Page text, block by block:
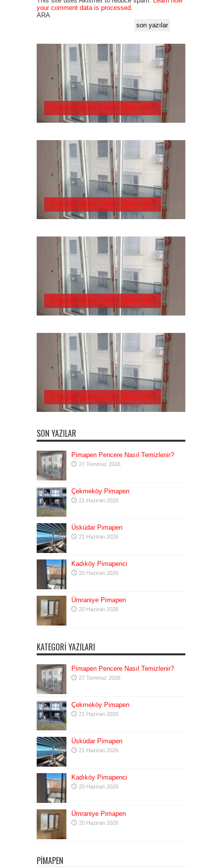
your comment data is processed.
ARA
son yazılar
Pimapen Pencere Nasıl Temizlenir?
Pimapen Pencere Nasıl Temizlenir?
Pimapen Pencere Nasıl Temizlenir?
Pimapen Pencere Nasıl Temizlenir?
SON YAZILAR
Pimapen Pencere Nasıl Temizlenir?
27 Temmuz 2026
Çekmeköy Pimapen
21 Haziran 2026
Üsküdar Pimapen
21 Haziran 2026
Kadıköy Pimapenci
20 Haziran 2026
Ümraniye Pimapen
20 Haziran 2026
KATEGORI YAZILARI
Pimapen Pencere Nasıl Temizlenir?
27 Temmuz 2026
Çekmeköy Pimapen
21 Haziran 2026
Üsküdar Pimapen
21 Haziran 2026
Kadıköy Pimapenci
20 Haziran 2026
Ümraniye Pimapen
20 Haziran 2026
PIMAPEN